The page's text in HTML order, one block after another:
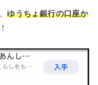
ゆうちょ銀行の口座か